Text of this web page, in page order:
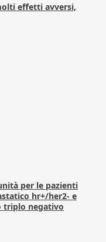
effetti avversi,
per le pazienti
hr+/her2- e
triplo negativo